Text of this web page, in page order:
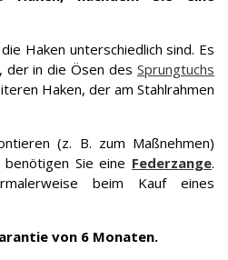
Haken unterschiedlich sind. Es
der in die Ösen des Sprungtuchs
Haken, der am Stahlrahmen
(z. B. zum Maßnehmen)
Sie eine Federzange.
beim Kauf eines
von 6 Monaten.